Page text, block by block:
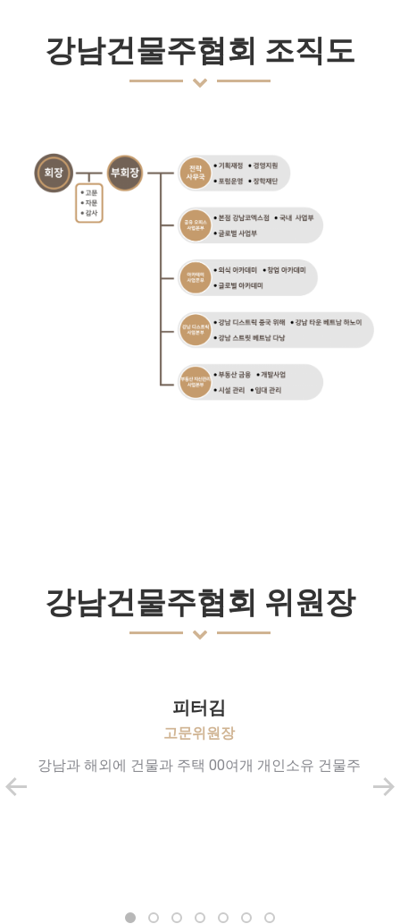
강남건물주협회 조직도
강남건물주협회 위원장
피터김
고문위원장
강남과 해외에 건물과 주택 00여개 개인소유 건물주